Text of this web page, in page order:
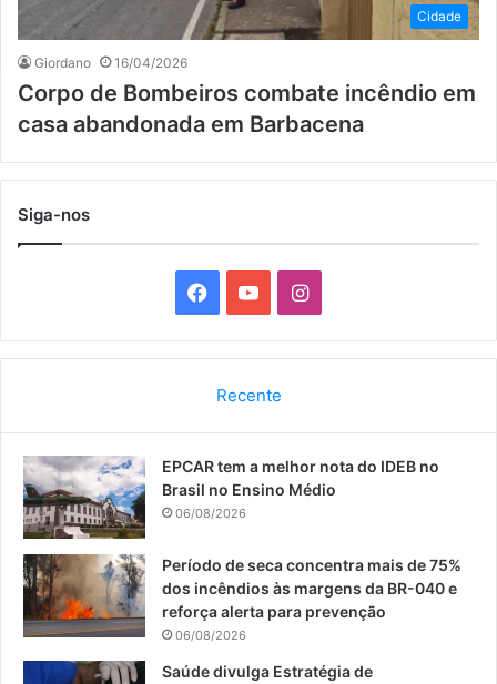
Cidade
Giordano 16/04/2026
Corpo de Bombeiros combate incêndio em
casa abandonada em Barbacena
Siga-nos
a
b
o
o
k
o
u
e
I
n
a
r
a
Recente
EPCAR tem a melhor nota do IDEB no
Brasil no Ensino Médio
06/08/2026
Período de seca concentra mais de 75%
dos incêndios às margens da BR-040 e
reforça alerta para prevenção
06/08/2026
Saúde divulga Estratégia de